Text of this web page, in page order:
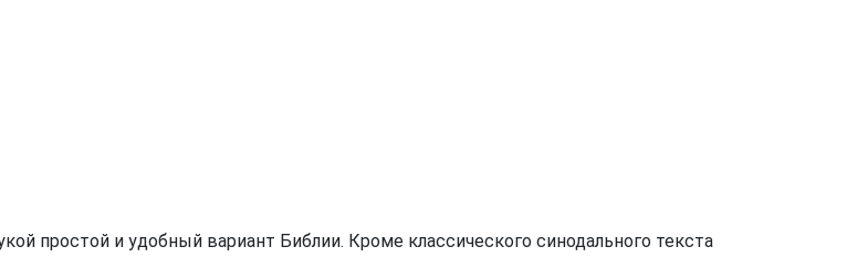
простой и удобный вариант Библии. Кроме классического синодального текста